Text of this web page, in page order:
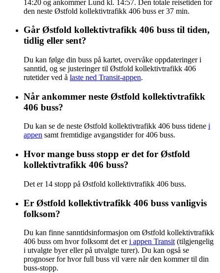
14:20 og ankommer Lund kl. 14:57. Den totale reisetiden for
den neste Østfold kollektivtrafikk 406 buss er 37 min.
Går Østfold kollektivtrafikk 406 buss til tiden,
tidlig eller sent?
Du kan følge din buss på kartet, overvåke oppdateringer i
sanntid, og se justeringer til Østfold kollektivtrafikk 406
rutetider ved å laste ned Transit-appen.
Når ankommer neste Østfold kollektivtrafikk
406 buss?
Du kan se de neste Østfold kollektivtrafikk 406 buss tidene i
appen samt fremtidige avgangstider for 406 buss.
Hvor mange buss stopp er det for Østfold
kollektivtrafikk 406 buss?
Det er 14 stopp på Østfold kollektivtrafikk 406 buss.
Er Østfold kollektivtrafikk 406 buss vanligvis
folksom?
Du kan finne sanntidsinformasjon om Østfold kollektivtrafikk
406 buss om hvor folksomt det eri appen Transit (tilgjengelig
i utvalgte byer eller på utvalgte turer). Du kan også se
prognoser for hvor full buss vil være når den kommer til din
buss-stopp.